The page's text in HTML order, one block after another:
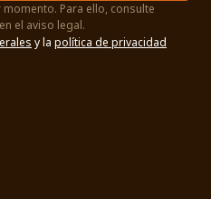
Para ello, consulte
el aviso legal.
y la política de privacidad